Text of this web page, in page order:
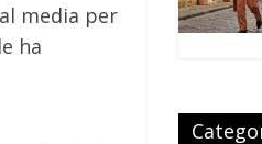
media per
ha